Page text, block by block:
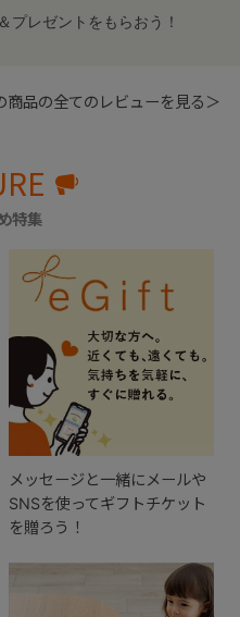
プレゼントをもらおう！
商品の全てのレビューを見る＞
特集
メッセージと一緒にメールや
SNSを使ってギフトチケット
を贈ろう！